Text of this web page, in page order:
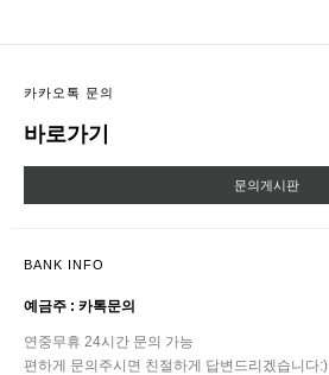
카카오톡 문의
바로가기
문의게시판
BANK INFO
예금주 : 카톡문의
연중무휴 24시간 문의 가능
편하게 문의주시면 친절하게 답변드리겠습니다:)